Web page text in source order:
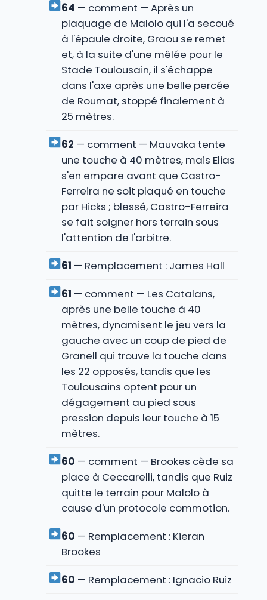
64 — comment — Après un
plaquage de Malolo qui l'a secoué
à l'épaule droite, Graou se remet
et, à la suite d'une mêlée pour le
Stade Toulousain, il s'échappe
dans l'axe après une belle percée
de Roumat, stoppé finalement à
25 mètres.
62 — comment — Mauvaka tente
une touche à 40 mètres, mais Elias
s'en empare avant que Castro-
Ferreira ne soit plaqué en touche
par Hicks ; blessé, Castro-Ferreira
se fait soigner hors terrain sous
l'attention de l'arbitre.
61 — Remplacement : James Hall
61 — comment — Les Catalans,
après une belle touche à 40
mètres, dynamisent le jeu vers la
gauche avec un coup de pied de
Granell qui trouve la touche dans
les 22 opposés, tandis que les
Toulousains optent pour un
dégagement au pied sous
pression depuis leur touche à 15
mètres.
60 — comment — Brookes cède sa
place à Ceccarelli, tandis que Ruiz
quitte le terrain pour Malolo à
cause d'un protocole commotion.
60 — Remplacement : Kieran
Brookes
60 — Remplacement : Ignacio Ruiz